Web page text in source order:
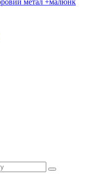
метал +малюнк